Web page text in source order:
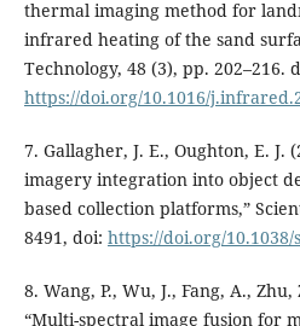
thermal imaging method for
infrared heating of the sand
Technology, 48 (3), pp. 202–216.
https://doi.org/10.1016/
7. Gallagher, J. E., Oughton, E. J.
imagery integration into object
based collection platforms,”
8491, doi: https://doi.org/10.1038/
8. Wang, P., Wu, J., Fang, A.,
“Multi-spectral image fusion for